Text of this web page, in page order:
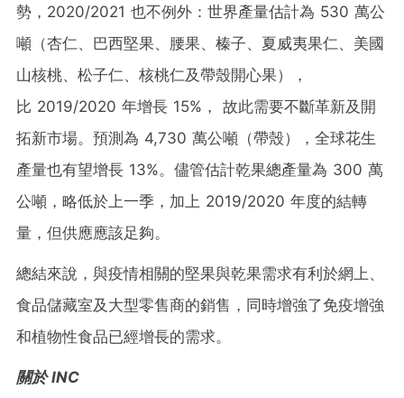
勢，2020/2021 也不例外：世界產量估計為 530 萬公
噸（杏仁、巴西堅果、腰果、榛子、夏威夷果仁、美國
山核桃、松子仁、核桃仁及帶殼開心果），
比 2019/2020 年增長 15%， 故此需要不斷革新及開
拓新市場。預測為 4,730 萬公噸（帶殼），全球花生
產量也有望增長 13%。儘管估計乾果總產量為 300 萬
公噸，略低於上一季，加上 2019/2020 年度的結轉
量，但供應應該足夠。
總結來說，與疫情相關的堅果與乾果需求有利於網上、
食品儲藏室及大型零售商的銷售，同時增強了免疫增強
和植物性食品已經增長的需求。
關於INC